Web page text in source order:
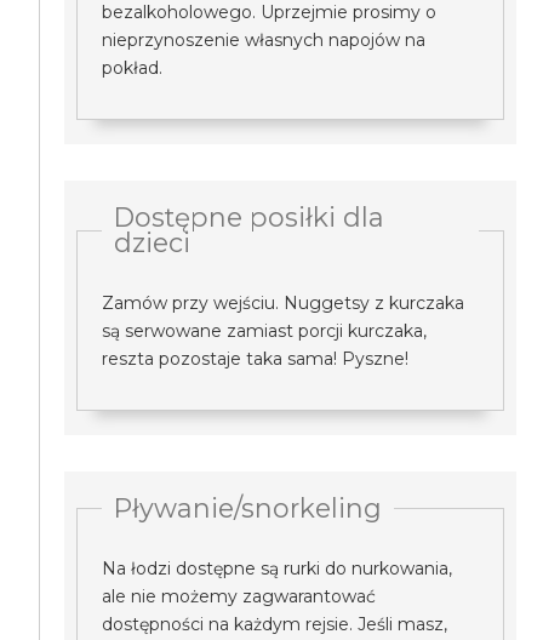
bezalkoholowego. Uprzejmie prosimy o
nieprzynoszenie własnych napojów na
pokład.
Dostępne posiłki dla
dzieci
Zamów przy wejściu. Nuggetsy z kurczaka
są serwowane zamiast porcji kurczaka,
reszta pozostaje taka sama! Pyszne!
Pływanie/snorkeling
Na łodzi dostępne są rurki do nurkowania,
ale nie możemy zagwarantować
dostępności na każdym rejsie. Jeśli masz,